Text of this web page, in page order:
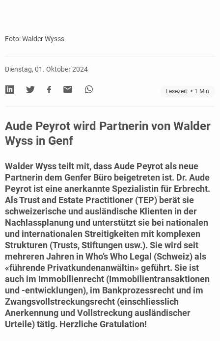
Foto: Walder Wysss
Dienstag, 01. Oktober 2024
Lesezeit: < 1 Min
Aude Peyrot wird Partnerin von Walder
Wyss in Genf
Walder Wyss teilt mit, dassAude Peyrotals neue
Partnerin dem Genfer Büro beigetreten ist. Dr. Aude
Peyrot ist eine anerkannte Spezialistin für Erbrecht.
Als Trust and Estate Practitioner (TEP) berät sie
schweizerische und ausländische Klienten in der
Nachlassplanung und unterstützt sie bei nationalen
und internationalen Streitigkeiten mit komplexen
Strukturen (Trusts, Stiftungen usw.). Sie wird seit
mehreren Jahren in Who’s Who Legal (Schweiz) als
«führende Privatkundenanwältin» geführt. Sie ist
auch im Immobilienrecht (Immobilientransaktionen
und -entwicklungen), im Bankprozessrecht und im
Zwangsvollstreckungsrecht (einschliesslich
Anerkennung und Vollstreckung ausländischer
Urteile) tätig. Herzliche Gratulation!